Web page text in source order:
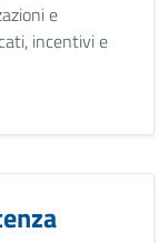
e
incentivi e